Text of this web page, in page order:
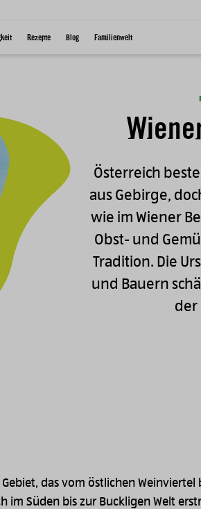
Rezepte Blog Familienwelt
Österreich
aus Gebirge,
wie im Wiener
Obst- und
Tradition. Die
und Bauern
der
das vom östlichen Weinviertel
im Süden bis zur Buckligen Welt